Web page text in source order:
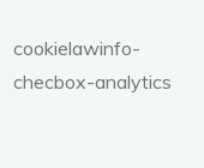
cookielawinfo-
checbox-analytics